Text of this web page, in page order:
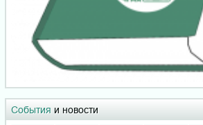
События и новости